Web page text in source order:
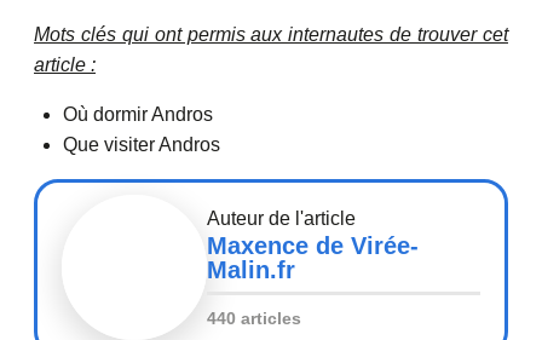
Mots clés qui ont permis aux internautes de trouver cet
article :
Où dormir Andros
Que visiter Andros
Auteur de l'article
Maxence de Virée-
Malin.fr
440 articles